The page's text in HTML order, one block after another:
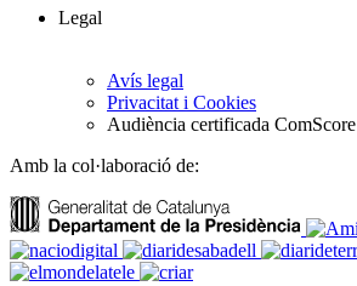
Legal
Avís legal
Privacitat i Cookies
Audiència certificada ComScore
Amb la col·laboració de: